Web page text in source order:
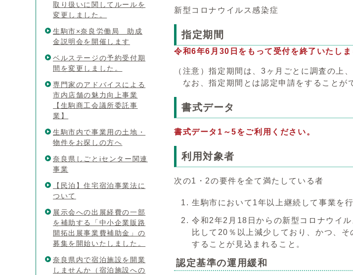
新型コロナウイルス感染症
指定期間
令和6年6月30日をもって受付を終了いたしま
（注意）指定期間は、3ヶ月ごとに調査の上
なお、指定期間とは認定申請をすることが
書式データ
書式データ1～5をご利用ください。
利用対象者
次の1・2の要件を全て満たしている者
生駒市において1年以上継続して事業を
令和2年2月18日からの新型コロナウイ
比して20％以上減少しており、かつ、
することが見込まれること。
認定基準の運用緩和
取り扱いに関してルールを
変更しました。
生駒市×奈良労働局 助成
金説明会を開催します
ベルステージの予約受付期
間を変更しました。
専門家のアドバイスによる
市内店舗の魅力向上事業
【生駒商工会議所委託事
業】
生駒市内で事業用の土地・
物件をお探しの方へ
奈良県しごとiセンター関連
事業
【民泊】住宅宿泊事業法に
ついて
展示会への出展経費の一部
を補助する「中小企業販路
開拓出展事業費補助金」の
募集を開始いたしました。
奈良県内で宿泊施設を開業
しませんか（宿泊施設への